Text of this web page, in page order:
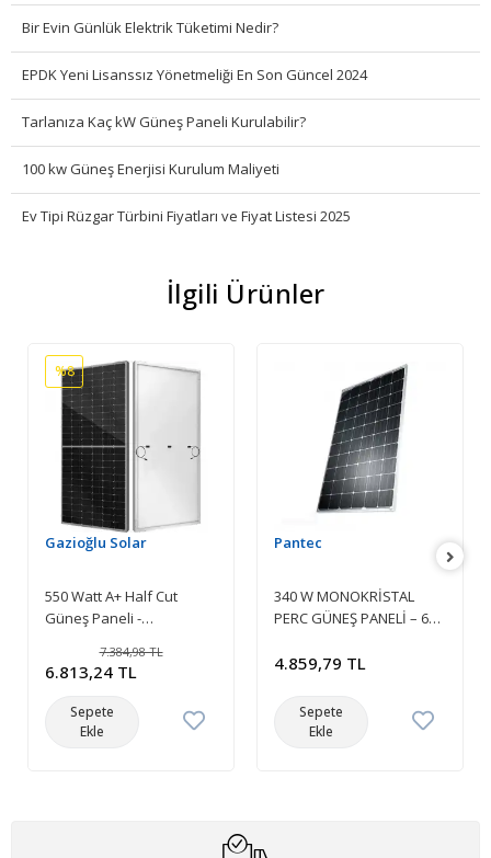
Bir Evin Günlük Elektrik Tüketimi Nedir?
EPDK Yeni Lisanssız Yönetmeliği En Son Güncel 2024
Tarlanıza Kaç kW Güneş Paneli Kurulabilir?
100 kw Güneş Enerjisi Kurulum Maliyeti
Ev Tipi Rüzgar Türbini Fiyatları ve Fiyat Listesi 2025
İlgili Ürünler
Gazioğlu Solar
550 Watt A+ Half Cut
Güneş Paneli -
%8
7.384,98 TL
6.813,24 TL
Sepete
Ekle
Pantec
340 W MONOKRİSTAL
PERC GÜNEŞ PANELİ – 60
RİBON
4.859,79 TL
Sepete
Ekle